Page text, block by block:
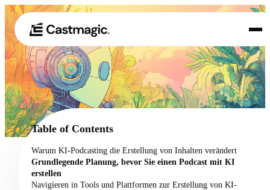
01 Produkt
02 Anwendungsfälle
Preisgestaltung
Über uns
Table of Contents
Warum KI-Podcasting die Erstellung von Inhalten verändert
Grundlegende Planung, bevor Sie einen Podcast mit KI
erstellen
Navigieren in Tools und Plattformen zur Erstellung von KI-